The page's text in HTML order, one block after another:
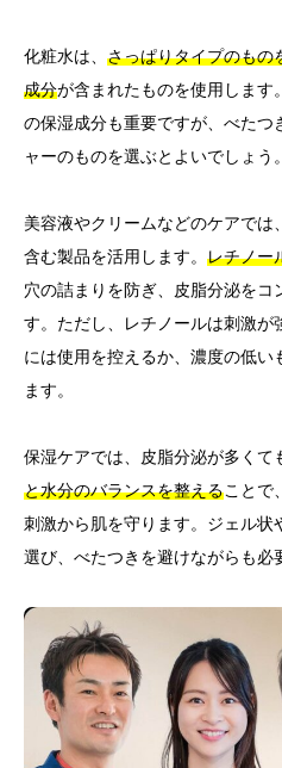
化粧水は、 さっぱりタイプのもの
成分が含まれたものを使用します
の保湿成分も重要ですが、べたつ
ャーのものを選ぶとよいでしょう。
美容液やクリームなどのケアで
含む製品を活用します。 レチノー
穴の詰まりを防ぎ、皮脂分泌をコ
す。ただし、レチノールは刺激が
には使用を控えるか、濃度の低
ます。
保湿ケアでは、皮脂分泌が多くて
と水分のバランスを整えることで
刺激から肌を守ります。ジェル状
選び、べたつきを避けながらも必